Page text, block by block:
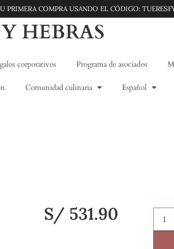
PRIMERA COMPRA USANDO EL CÓDIGO:
HEBRAS
corporativos Programa de asociados
Comunidad culinaria Español
S/ 531.90